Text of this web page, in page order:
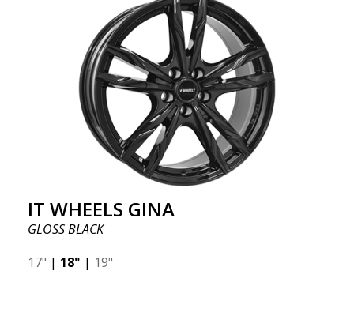
IT WHEELS GINA
GLOSS BLACK
17" | 18" | 19"